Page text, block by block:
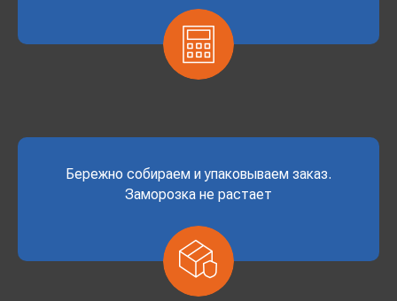
Бережно собираем и упаковываем заказ.
Заморозка не растает